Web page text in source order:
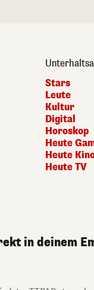
Stars
Leute
Kultur
Digital
Horoskop
Heute
Heute
Heute TV
in deinem